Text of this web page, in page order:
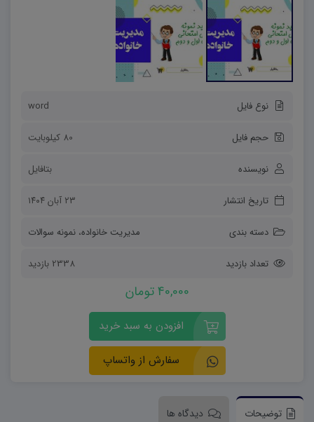
نوع فایل word
حجم فایل 80 کیلوبایت
نویسنده بتافایل
تاریخ انتشار ۲۳ آبان ۱۴۰۴
دسته بندی مدیریت خانواده، نمونه سوالات
تعداد بازدید 2338 بازدید
40,000 تومان
افزودن به سبد خرید
سفارش از واتساپ
توضیحات دیدگاه ها